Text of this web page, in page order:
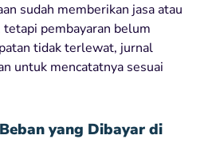
sudah memberikan jasa atau
tetapi pembayaran belum
tidak terlewat, jurnal
untuk mencatatnya sesuai
yang Dibayar di